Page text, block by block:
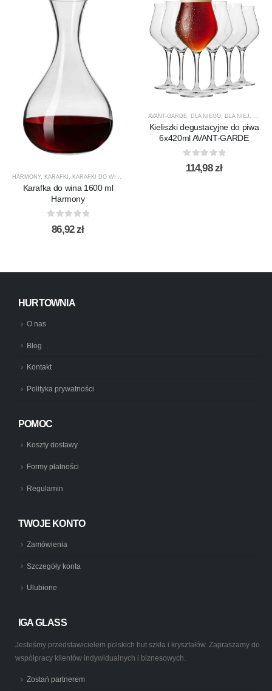
HARMONY, KARAFKI , KARAFKI DO WINA
Karafka do wina 1600 ml
Harmony
out of 5
86,92zł
AVANT-GARDE DLA NIEGO DLA NIEJ
Kieliszki degustacyjne do piwa
6x420ml AVANT-GARDE
0out of 5
114,98zł
HURTOWNIA
O nas
Blog
Kontakt
Polityka prywatności
POMOC
Koszty dostawy
Formy płatności
Regulamin
TWOJE KONTO
Zamówienia
Szczegóły konta
Ulubione
IGA GLASS
Jesteśmy przedstawicielem polskich hut szkła i kryształów. Zapraszamy do
współpracy klientów indywidualnych i biznesowych.
Zostań partnerem